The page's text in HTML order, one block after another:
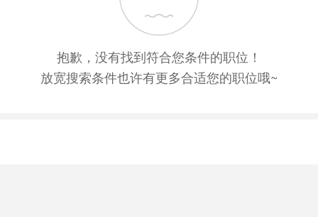
抱歉，没有找到符合您条件的职位！
放宽搜索条件也许有更多合适您的职位哦~